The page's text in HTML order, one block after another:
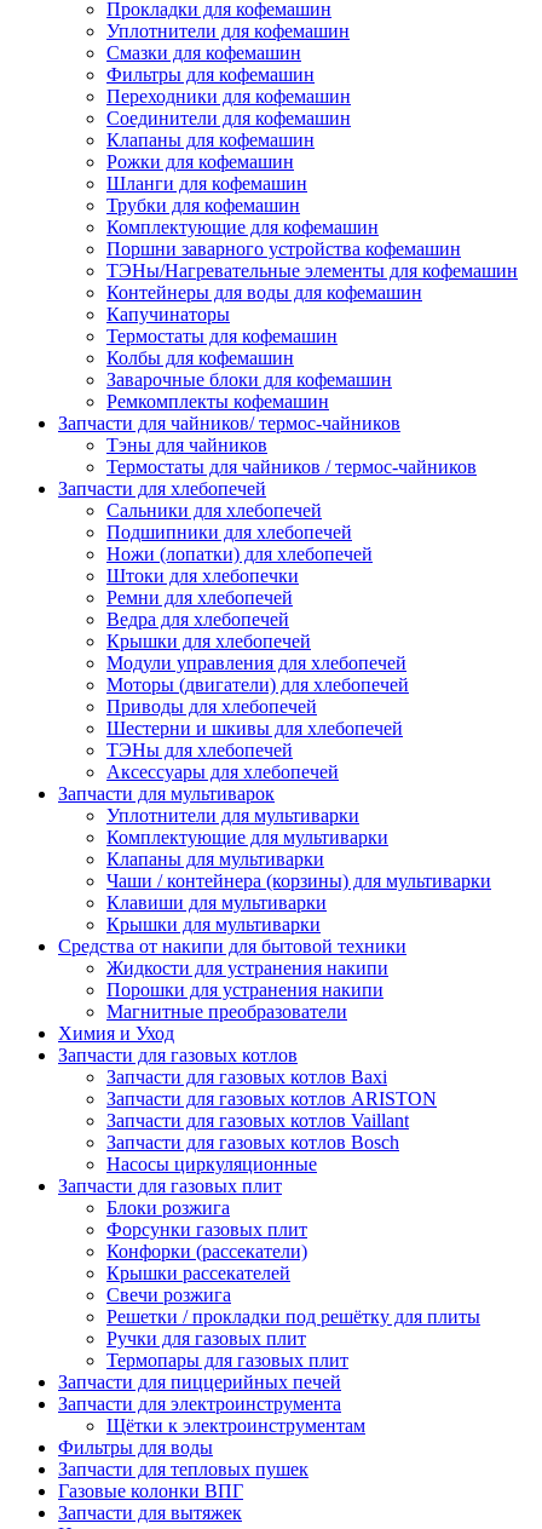
Прокладки для кофемашин
Уплотнители для кофемашин
Смазки для кофемашин
Фильтры для кофемашин
Переходники для кофемашин
Соединители для кофемашин
Клапаны для кофемашин
Рожки для кофемашин
Шланги для кофемашин
Трубки для кофемашин
Комплектующие для кофемашин
Поршни заварного устройства кофемашин
ТЭНы/Нагревательные элементы для кофемашин
Контейнеры для воды для кофемашин
Капучинаторы
Термостаты для кофемашин
Колбы для кофемашин
Заварочные блоки для кофемашин
Ремкомплекты кофемашин
Запчасти для чайников/ термос-чайников
Тэны для чайников
Термостаты для чайников / термос-чайников
Запчасти для хлебопечей
Сальники для хлебопечей
Подшипники для хлебопечей
Ножи (лопатки) для хлебопечей
Штоки для хлебопечки
Ремни для хлебопечей
Ведра для хлебопечей
Крышки для хлебопечей
Модули управления для хлебопечей
Моторы (двигатели) для хлебопечей
Приводы для хлебопечей
Шестерни и шкивы для хлебопечей
ТЭНы для хлебопечей
Аксессуары для хлебопечей
Запчасти для мультиварок
Уплотнители для мультиварки
Комплектующие для мультиварки
Клапаны для мультиварки
Чаши / контейнера (корзины) для мультиварки
Клавиши для мультиварки
Крышки для мультиварки
Средства от накипи для бытовой техники
Жидкости для устранения накипи
Порошки для устранения накипи
Магнитные преобразователи
Химия и Уход
Запчасти для газовых котлов
Запчасти для газовых котлов Baxi
Запчасти для газовых котлов ARISTON
Запчасти для газовых котлов Vaillant
Запчасти для газовых котлов Bosch
Насосы циркуляционные
Запчасти для газовых плит
Блоки розжига
Форсунки газовых плит
Конфорки (рассекатели)
Крышки рассекателей
Свечи розжига
Решетки / прокладки под решётку для плиты
Ручки для газовых плит
Термопары для газовых плит
Запчасти для пиццерийных печей
Запчасти для электроинструмента
Щётки к электроинструментам
Фильтры для воды
Запчасти для тепловых пушек
Газовые колонки ВПГ
Запчасти для вытяжек